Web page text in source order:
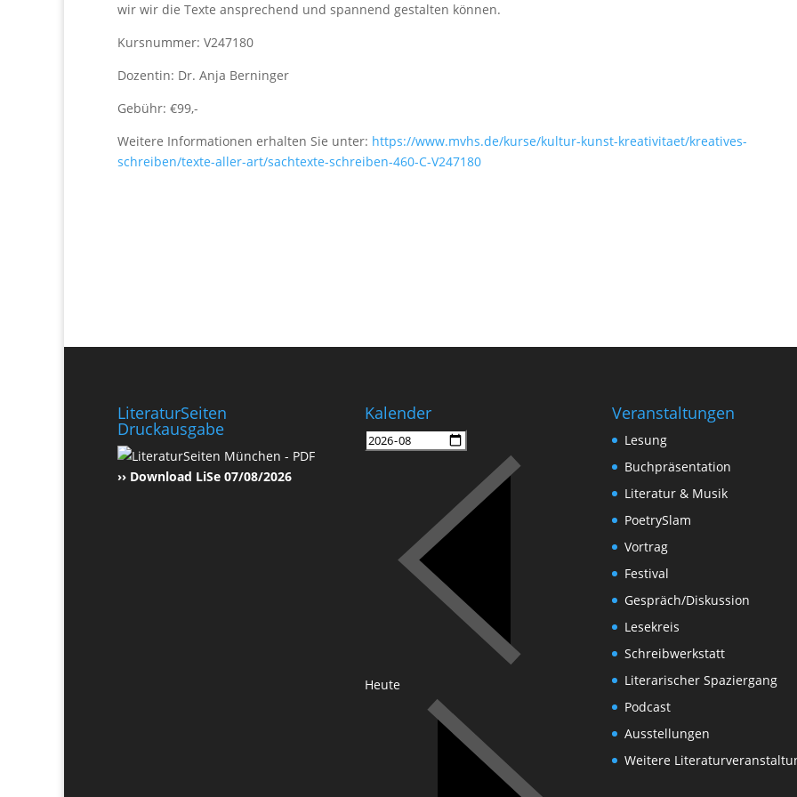
wir wir die Texte ansprechend und spannend gestalten können.
Kursnummer: V247180
Dozentin: Dr. Anja Berninger
Gebühr: €99,-
Weitere Informationen erhalten Sie unter: https://www.mvhs.de/kurse/kultur-kunst-kreativitaet/kreatives-
schreiben/texte-aller-art/sachtexte-schreiben-460-C-V247180
LiteraturSeiten
Druckausgabe
›› Download LiSe 07/08/2026
Kalender
Heute
Veranstaltungen
Lesung
Buchpräsentation
Literatur & Musik
PoetrySlam
Vortrag
Festival
Gespräch/Diskussion
Lesekreis
Schreibwerkstatt
Literarischer Spaziergang
Podcast
Ausstellungen
Weitere